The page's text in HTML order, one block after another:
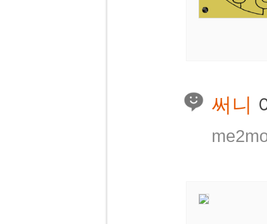
써니